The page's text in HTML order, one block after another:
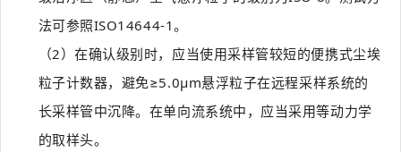
法可参照ISO14644-1。
（2）在确认级别时，应当使用采样管较短的便携式尘埃
粒子计数器，避免≥5.0μm悬浮粒子在远程采样系统的
长采样管中沉降。在单向流系统中，应当采用等动力学
的取样头。